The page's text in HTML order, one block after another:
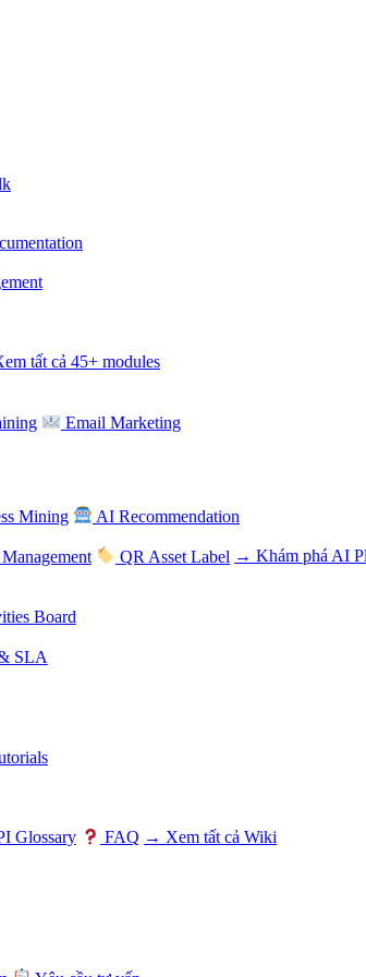
tất cả 45+ modules
Email Marketing
Mining
AI Recommendation
QR Asset Label → Khám phá AI
Board
SLA
Glossary FAQ → Xem tất cả Wiki